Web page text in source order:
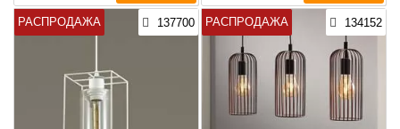
РАСПРОДАЖА 137700 РАСПРОДАЖА 134152